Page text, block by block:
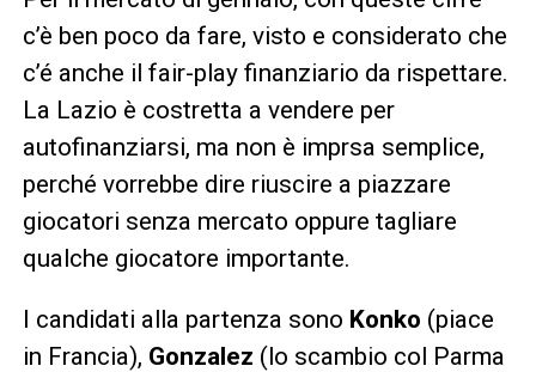
c’è ben poco da fare, visto e considerato che
c’é anche il fair-play finanziario da rispettare.
La Lazio è costretta a vendere per
autofinanziarsi, ma non è imprsa semplice,
perché vorrebbe dire riuscire a piazzare
giocatori senza mercato oppure tagliare
qualche giocatore importante.
I candidati alla partenza sono Konko (piace
in Francia), Gonzalez (lo scambio col Parma